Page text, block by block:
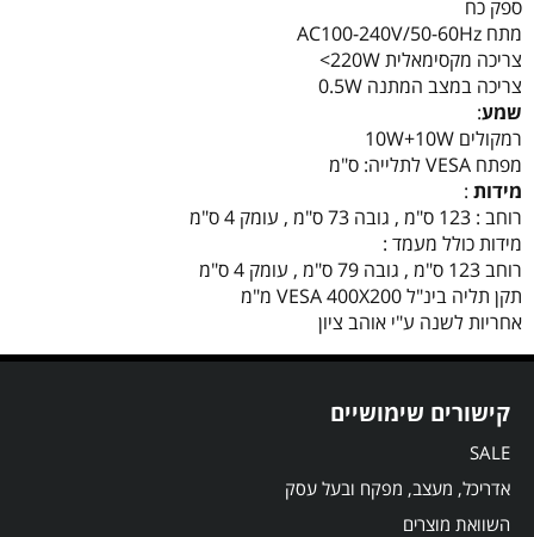
ספק כח
מתח AC100-240V/50-60Hz
צריכה מקסימאלית 220W>
צריכה במצב המתנה 0.5W
שמע:
רמקולים 10W+10W
מפתח VESA לתלייה: ס"מ
מידות :
רוחב : 123 ס"מ , גובה 73 ס"מ , עומק 4 ס"מ
מידות כולל מעמד :
רוחב 123 ס"מ , גובה 79 ס"מ , עומק 4 ס"מ
תקן תליה בינ"ל VESA 400X200 מ"מ
אחריות לשנה ע"י אוהב ציון
קישורים שימושיים
SALE
אדריכל, מעצב, מפקח ובעל עסק
השוואת מוצרים